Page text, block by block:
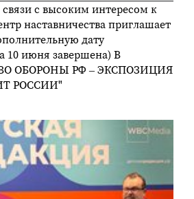
с высоким интересом к
наставничества приглашает
дату
10 июня завершена) В
ОБОРОНЫ РФ – ЭКСПОЗИЦИЯ
РОССИИ"